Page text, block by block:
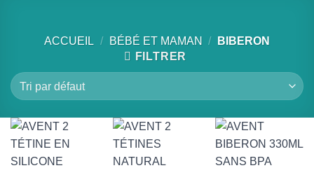
ACCUEIL / BÉBÉ ET MAMAN /
BIBERON
FILTRER